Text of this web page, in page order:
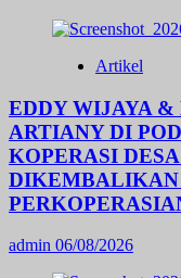
Artikel
EDDY WIJAYA
ARTIANY DI
KOPERASI
admin 06/08/2026